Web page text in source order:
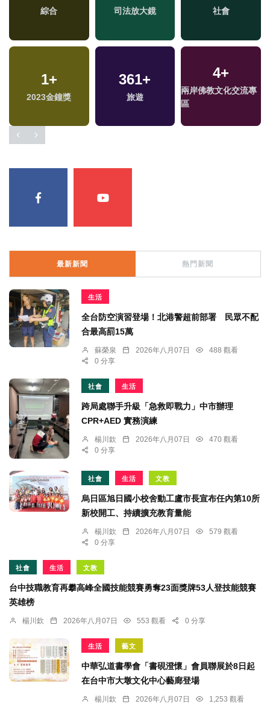
綜合 司法放大鏡 社會
1+
2023金鐘獎
361+
旅遊
4+
兩岸佛教文化交流專
區
最新新聞 熱門新聞
生活
全台防空演習登場！北港警超前部署 民眾不配
合最高罰15萬
蘇榮泉 2026年八月07日
488 觀看
0 分享
社會 生活
跨局處聯手升級「急救即戰力」中市辦理
CPR+AED 實務演練
楊川欽 2026年八月07日
470 觀看
0 分享
社會 生活 文教
烏日區旭日國小校舍動工盧市長宣布任內第10所
新校開工、持續擴充教育量能
楊川欽 2026年八月07日
579 觀看
0 分享
社會 生活 文教
台中技職教育再攀高峰全國技能競賽勇奪23面獎牌53人登技能競賽
英雄榜
楊川欽 2026年八月07日 553 觀看 0 分享
生活 藝文
中華弘道書學會「書硯澄懷」會員聯展於8日起
在台中市大墩文化中心藝廊登場
楊川欽 2026年八月07日
1,253 觀看